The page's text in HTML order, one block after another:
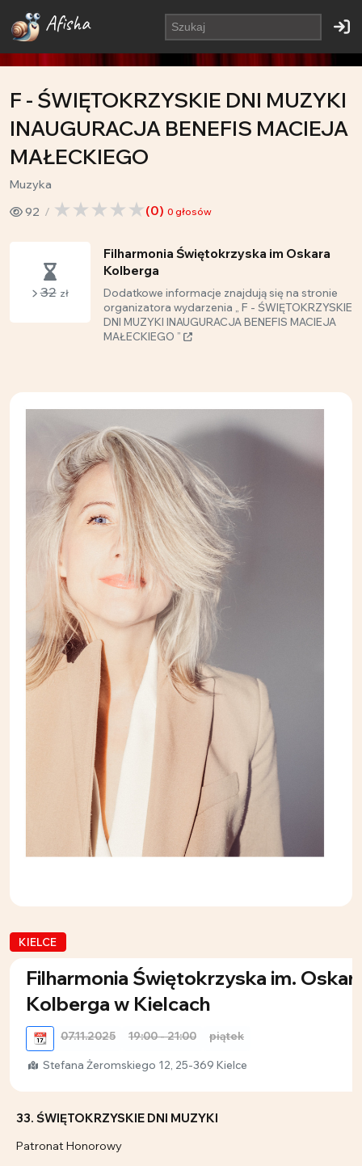
Afisha
F - ŚWIĘTOKRZYSKIE DNI MUZYKI
INAUGURACJA BENEFIS MACIEJA
MAŁECKIEGO
Muzyka
92
(0) 0 głosów
32 zł
Filharmonia Świętokrzyska im Oskara
Kolberga
Dodatkowe informacje znajdują się na stronie
organizatora wydarzenia „ F - ŚWIĘTOKRZYSKIE
DNI MUZYKI INAUGURACJA BENEFIS MACIEJA
MAŁECKIEGO ”
KIELCE
Filharmonia Świętokrzyska im.
Kolberga w Kielcach
📆 07.11.2025 19:00 - 21:00 piątek
Stefana Żeromskiego 12, 25-369 Kielce
33. ŚWIĘTOKRZYSKIE DNI MUZYKI
Patronat Honorowy